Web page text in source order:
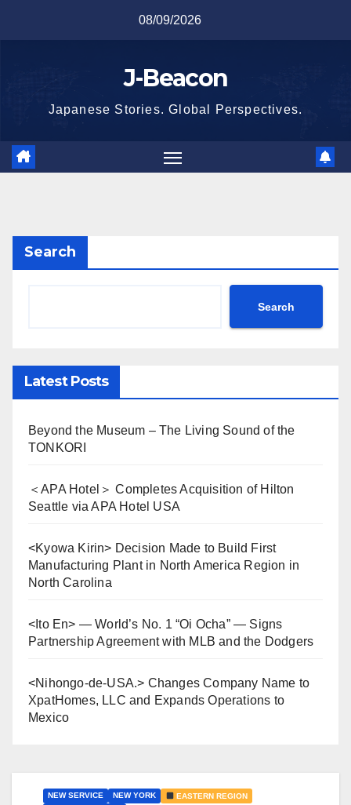
08/09/2026
J-Beacon
Japanese Stories. Global Perspectives.
Search
Search
Latest Posts
Beyond the Museum – The Living Sound of the
TONKORI
＜APA Hotel＞ Completes Acquisition of Hilton
Seattle via APA Hotel USA
<Kyowa Kirin> Decision Made to Build First
Manufacturing Plant in North America Region in
North Carolina
<Ito En> — World’s No. 1 “Oi Ocha” — Signs
Partnership Agreement with MLB and the Dodgers
<Nihongo-de-USA.> Changes Company Name to
XpatHomes, LLC and Expands Operations to
Mexico
NEW SERVICE NEW YORK
EASTERN REGION